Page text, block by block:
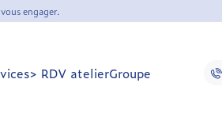
engager.
> RDV atelierGroupe